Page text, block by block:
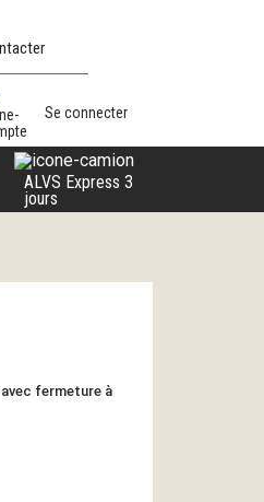
Se connecter
ALVS Express 3
jours
fermeture à